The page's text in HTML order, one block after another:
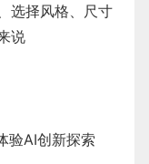
选择风格、尺寸
说